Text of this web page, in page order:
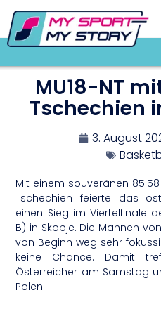
MU18-NT
Tschechien
3. August
Mit einem souveränen
Tschechien feierte das
einen Sieg im Viertelfinale
B) in Skopje. Die Mannen
von Beginn weg sehr
keine Chance. Damit
Österreicher am Samstag
Polen.